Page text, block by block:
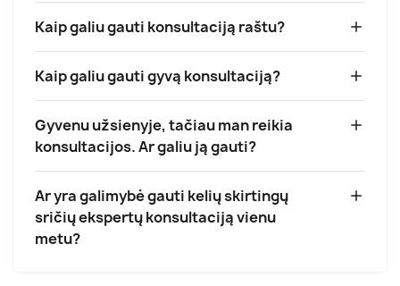
Kaip galiu gauti konsultaciją raštu?
Kaip galiu gauti gyvą konsultaciją?
Gyvenu užsienyje, tačiau man reikia
konsultacijos. Ar galiu ją gauti?
Ar yra galimybė gauti kelių skirtingų
sričių ekspertų konsultaciją vienu
metu?